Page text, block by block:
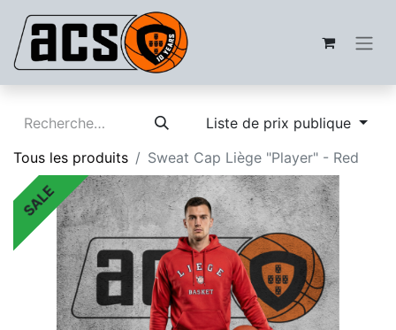
Liste de prix publique
Tous les produits
Sweat Cap Liège "Player" - Red
SALE